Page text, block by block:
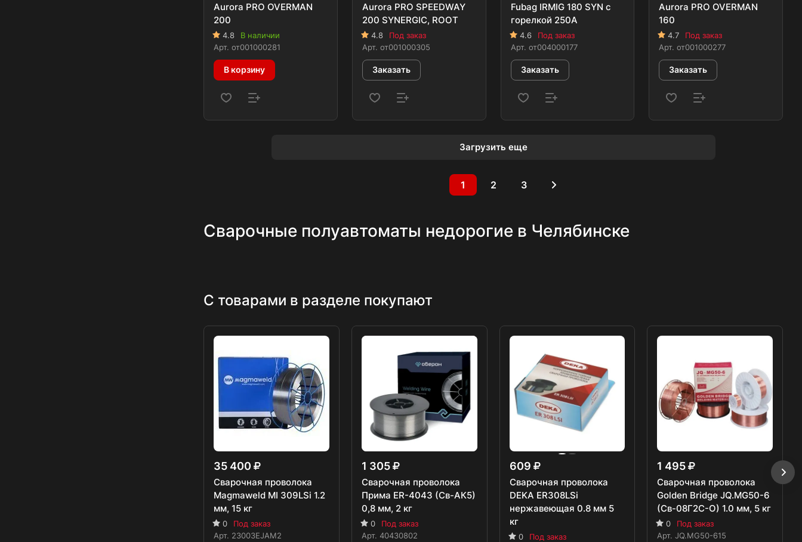
Aurora PRO OVERMAN
200
4.8
В наличии
Арт. от001000281
В корзину
Aurora PRO SPEEDWAY
200 SYNERGIC, ROOT
4.8
Под заказ
Арт. от001000305
Заказать
Fubag IRMIG 180 SYN с
горелкой 250A
4.6
Под заказ
Арт. от004000177
Заказать
Aurora PRO OVERMAN
160
4.7
Под заказ
Арт.от001000277
Заказать
Загрузить еще
1 2 3
Сварочные полуавтоматы недорогие в Челябинске
С товарами в разделе покупают
35 400
Сварочная проволока
Magmaweld MI 309LSi 1.2
мм, 15 кг
0
Под заказ
Арт. 23003EJAM2
1 305
Сварочная проволока
Прима ER-4043 (Св-АК5)
0,8 мм, 2 кг
0
Под заказ
Арт. 40430802
609
Сварочная проволока
DEKA ER308LSi
нержавеющая 0.8 мм 5
кг
0 Под заказ
1 495
Сварочная проволока
Golden Bridge JQ.MG50-6
(Св-08Г2С-О) 1.0 мм, 5 кг
0
Под заказ
Арт.JQ.MG50-615